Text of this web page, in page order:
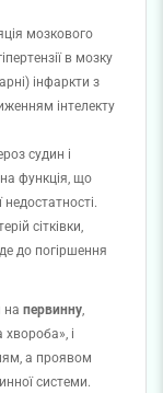
мозкового
в мозку
інфаркти з
інтелекту
судин і
функція, що
сітківки,
до погіршення
на первинну
і
а проявом
системи.